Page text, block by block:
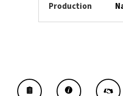
Production